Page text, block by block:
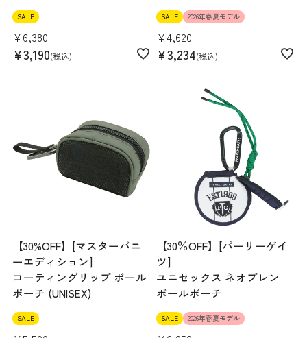
SALE
¥6,380
¥3,190 税込
SALE 2026年春夏モデル
¥4,620
¥3,234 税込
【30%OFF】[マスターバニ
ーエディション]
コーティングリップ ボール
ポーチ (UNISEX)
SALE
【30％OFF】[パーリーゲイ
ツ]
ユニセックス ネオプレン
ボールポーチ
SALE 2026年春夏モデル